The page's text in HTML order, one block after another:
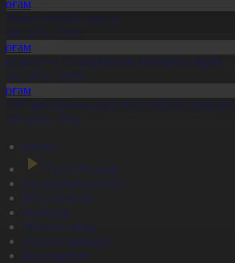
өндіріс өрледі
20:11
— ел дамуының қозғаушы күші
20:09
импортына уақытша тыйым салынды
20:07
Басты
Тікелей эфир
Бағдарлама кестесі
Жаңалықтар
Жобалар
Телехикаялар
Мультсериалдар
Видеоархив